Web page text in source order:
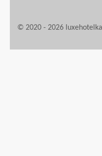
© 2020 - 2026